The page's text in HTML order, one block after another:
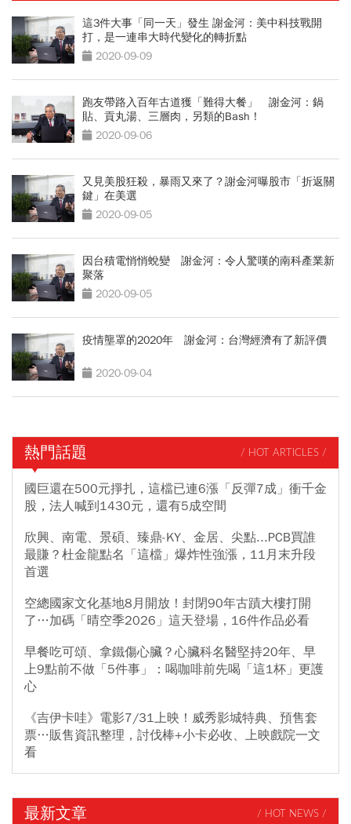
這3件大事「同一天」發生 謝金河：美中科技戰開
打，是一連串大時代變化的轉折點
2020-09-09
跑友帶路入百年古道獲「難得大餐」 謝金河：鍋
貼、貢丸湯、三層肉，另類的Bash！
2020-09-06
又見美股狂殺，暴雨又來了？謝金河曝股市「折返關
鍵」在美選
2020-09-05
因台積電悄悄蛻變 謝金河：令人驚嘆的南科產業新
聚落
2020-09-05
疫情壟罩的2020年 謝金河：台灣經濟有了新評價
2020-09-04
熱門話題 / HOT ARTICLES /
國巨還在500元掙扎，這檔已連6漲「反彈7成」衝千金
股，法人喊到1430元，還有5成空間
欣興、南電、景碩、臻鼎-KY、金居、尖點...PCB買誰
最賺？杜金龍點名「這檔」爆炸性強漲，11月末升段
首選
空總國家文化基地8月開放！封閉90年古蹟大樓打開
了…加碼「晴空季2026」這天登場，16件作品必看
早餐吃可頌、拿鐵傷心臟？心臟科名醫堅持20年、早
上9點前不做「5件事」：喝咖啡前先喝「這1杯」更護
心
《吉伊卡哇》電影7/31上映！威秀影城特典、預售套
票…販售資訊整理，討伐棒+小卡必收、上映戲院一文
看
最新文章 / HOT NEWS /